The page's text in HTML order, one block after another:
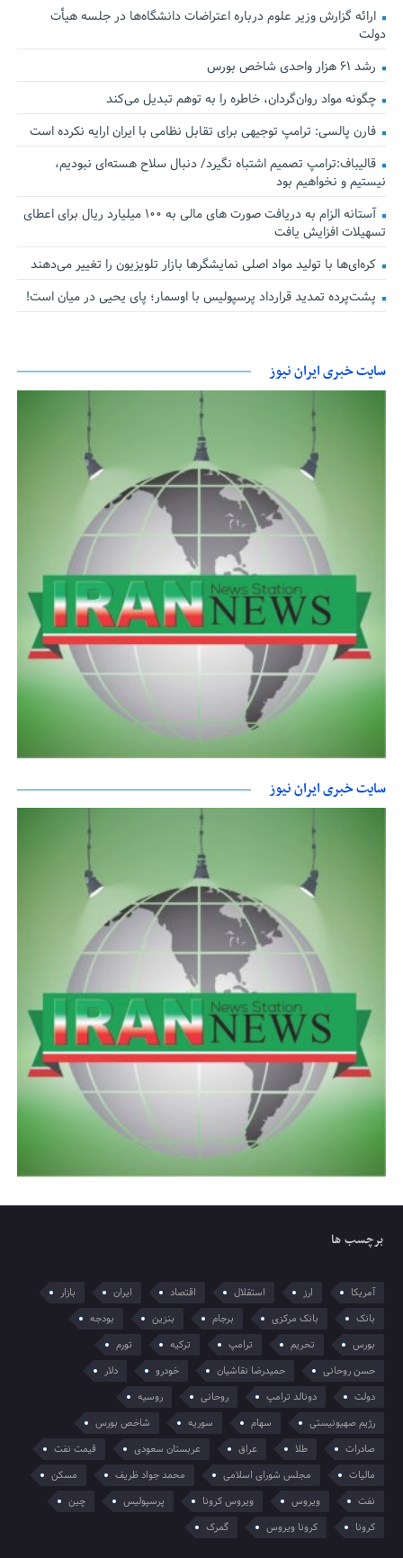
ارائه گزارش وزیر علوم درباره اعتراضات دانشگاه‌ها در جلسه هیأت
دولت
رشد ۶۱ هزار واحدی شاخص بورس
چگونه مواد روان‌گردان، خاطره را به توهم تبدیل می‌کند
فارن پالسی: ترامپ توجیهی برای تقابل نظامی با ایران ارایه نکرده است
قالیباف:ترامپ تصمیم اشتباه نگیرد/ دنبال سلاح هسته‌ای نبودیم،
نیستیم و نخواهیم بود
آستانه الزام به دریافت صورت های مالی به ۱۰۰ میلیارد ریال برای اعطای
تسهیلات افزایش یافت
کره‌ای‌ها با تولید مواد اصلی نمایشگرها بازار تلویزیون را تغییر می‌دهند
پشت‌پرده تمدید قرارداد پرسپولیس با اوسمار؛ پای یحیی در میان است!
سایت خبری ایران نیوز
سایت خبری ایران نیوز
برچسب ها
آمریکا ارز استقلال اقتصاد ایران
بازار
بانک
بانک مرکزی برجام بنزین
بودجه
بورس
تحریم ترامپ ترکیه
تورم
حسن روحانی
حمیدرضا نقاشیان خودرو
دلار
دولت
دونالد ترامپ روحانی
روسیه
رژیم صهیونیستی
سهام سوریه
شاخص بورس
صادرات
طلا عراق عربستان سعودی
قیمت نفت
مالیات
مجلس شورای اسلامی محمد جواد ظریف
مسکن
نفت
ویروس ویروس کرونا پرسپولیس
چین
کرونا
کرونا ویروس گمرک